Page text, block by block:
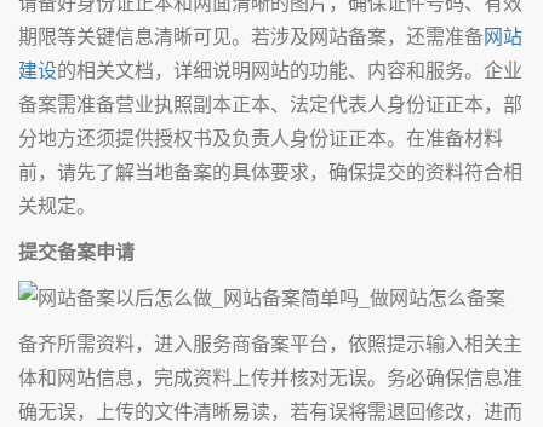
期限等关键信息清晰可见。若涉及网站备案，还需准备网站
建设的相关文档，详细说明网站的功能、内容和服务。企业
备案需准备营业执照副本正本、法定代表人身份证正本，部
分地方还须提供授权书及负责人身份证正本。在准备材料
前，请先了解当地备案的具体要求，确保提交的资料符合相
关规定。
提交备案申请
备齐所需资料，进入服务商备案平台，依照提示输入相关主
体和网站信息，完成资料上传并核对无误。务必确保信息准
确无误，上传的文件清晰易读，若有误将需退回修改，进而